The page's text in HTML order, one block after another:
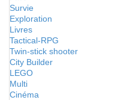
Survie
Exploration
Livres
Tactical-RPG
Twin-stick shooter
City Builder
LEGO
Multi
Cinéma